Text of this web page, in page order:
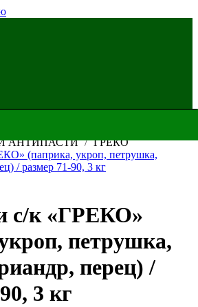
АНТИПАСТИ ГРЕКО
с/к «ГРЕКО»
петрушка,
перец) /
3 кг